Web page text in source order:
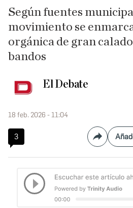
Según fuentes
movimiento se
orgánica de gran
bandos
El Debate
18 feb. 2026 - 11:04
3 Compartir